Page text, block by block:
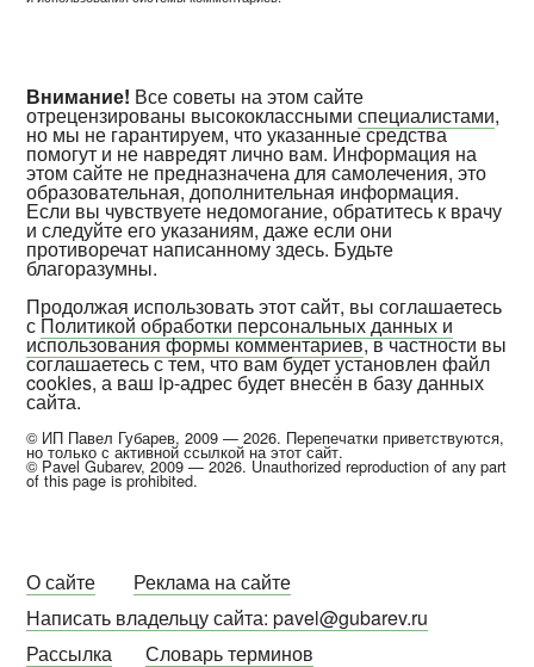
Внимание! Все советы на этом сайте
отрецензированы высококласснымиспециалистами,
но мы не гарантируем, что указанные средства
помогут и не навредят лично вам. Информация на
этом сайте не предназначена для самолечения, это
образовательная, дополнительная информация.
Если вы чувствуете недомогание, обратитесь к врачу
и следуйте его указаниям, даже если они
противоречат написанному здесь. Будьте
благоразумны.
Продолжая использовать этот сайт, вы соглашаетесь
с Политикой обработки персональных данных и
использования формы комментариев, в частности вы
соглашаетесь с тем, что вам будет установлен файл
cookies, а ваш ip-адрес будет внесён в базу данных
сайта.
© ИП Павел Губарев, 2009 — 2026. Перепечатки приветствуются,
но только с активной ссылкой на этот сайт.
© Pavel Gubarev, 2009 — 2026. Unauthorized reproduction of any part
of this page is prohibited.
О сайте
Реклама на сайте
Написать владельцу сайта: pavel@gubarev.ru
Рассылка
Словарь терминов